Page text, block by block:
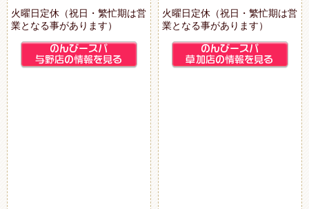
火曜日定休（祝日・繁忙期は営
業となる事があります）
火曜日定休（祝日・繁忙期は営
業となる事があります）